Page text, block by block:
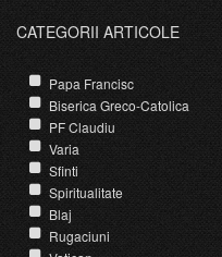
CATEGORII ARTICOLE
Papa Francisc
Biserica Greco-Catolica
PF Claudiu
Varia
Sfinti
Spiritualitate
Blaj
Rugaciuni